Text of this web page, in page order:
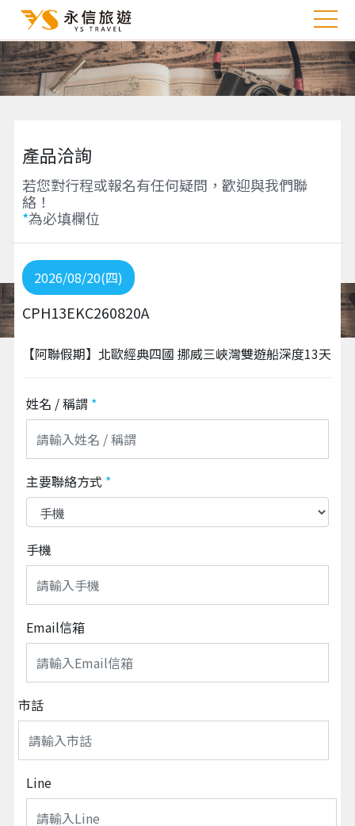
產品洽詢
若您對行程或報名有任何疑問，歡迎與我們聯
絡！
*為必填欄位
2026/08/20(四)
CPH13EKC260820A
【阿聯假期】北歐經典四國 挪威三峽灣雙遊船深度13天
姓名 / 稱謂 *
主要聯絡方式 *
手機
Email信箱
市話
Line